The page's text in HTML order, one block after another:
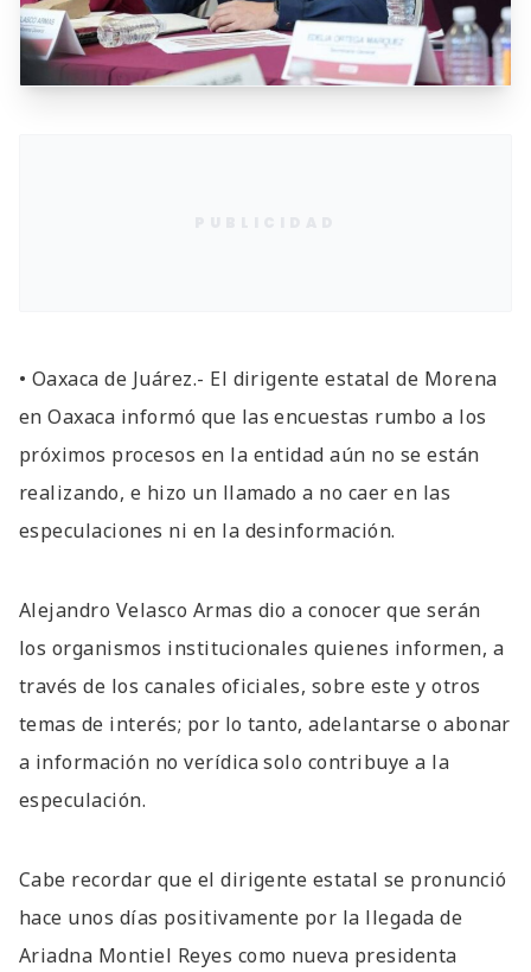
• Oaxaca de Juárez.- El dirigente estatal de Morena
en Oaxaca informó que las encuestas rumbo a los
próximos procesos en la entidad aún no se están
realizando, e hizo un llamado a no caer en las
especulaciones ni en la desinformación.
Alejandro Velasco Armas dio a conocer que serán
los organismos institucionales quienes informen, a
través de los canales oficiales, sobre este y otros
temas de interés; por lo tanto, adelantarse o abonar
a información no verídica solo contribuye a la
especulación.
Cabe recordar que el dirigente estatal se pronunció
hace unos días positivamente por la llegada de
Ariadna Montiel Reyes como nueva presidenta